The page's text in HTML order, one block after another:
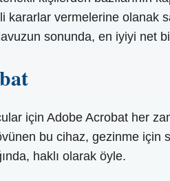
kararlar vermelerine olanak
sonunda, en iyiyi
için Adobe Acrobat her
bu cihaz, gezinme için
haklı olarak öyle.